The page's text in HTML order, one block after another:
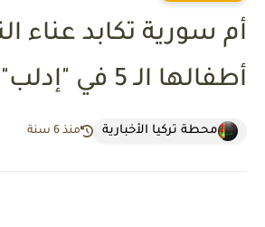
أم سورية تكابد عناء
أطفالها الـ 5 في "إدلب" (فيديو)
محطة تركيا الأخبارية منذ 6 سنة